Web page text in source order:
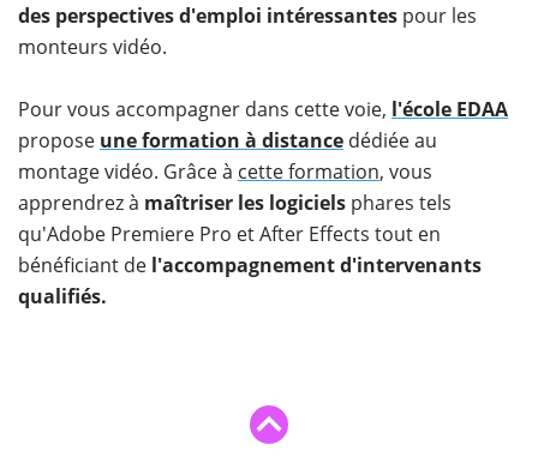
des perspectives d'emploi intéressantes pour les
monteurs vidéo.
Pour vous accompagner dans cette voie, l'école EDAA
propose une formation à distance dédiée au
montage vidéo. Grâce à cette formation, vous
apprendrez à maîtriser les logiciels phares tels
qu'Adobe Premiere Pro et After Effects tout en
bénéficiant de l'accompagnement d'intervenants
qualifiés.